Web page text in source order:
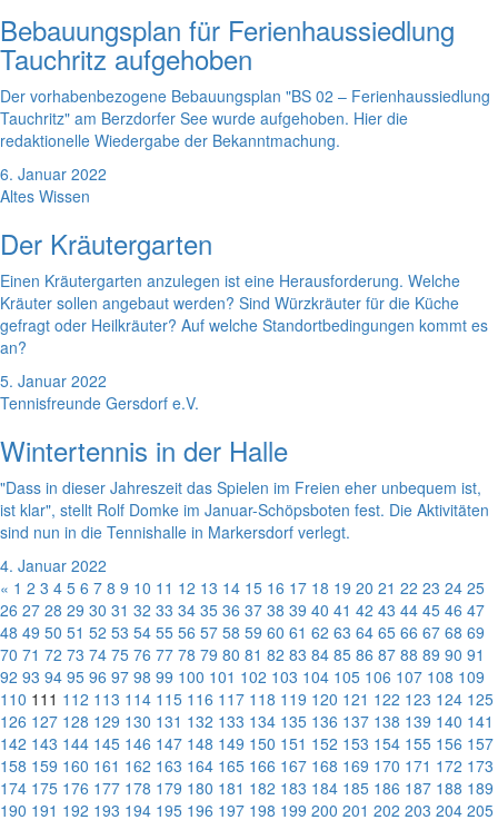
Bebauungsplan für Ferienhaussiedlung
Tauchritz aufgehoben
Der vorhabenbezogene Bebauungsplan "BS 02 – Ferienhaussiedlung
Tauchritz" am Berzdorfer See wurde aufgehoben. Hier die
redaktionelle Wiedergabe der Bekanntmachung.
6. Januar 2022
Altes Wissen
Der Kräutergarten
Einen Kräutergarten anzulegen ist eine Herausforderung. Welche
Kräuter sollen angebaut werden? Sind Würzkräuter für die Küche
gefragt oder Heilkräuter? Auf welche Standortbedingungen kommt es
an?
5. Januar 2022
Tennisfreunde Gersdorf e.V.
Wintertennis in der Halle
"Dass in dieser Jahreszeit das Spielen im Freien eher unbequem ist,
ist klar", stellt Rolf Domke im Januar-Schöpsboten fest. Die Aktivitäten
sind nun in die Tennishalle in Markersdorf verlegt.
4. Januar 2022
« 1 2 3 4 5 6 7 8 9 10 11 12 13 14 15 16 17 18 19 20 21 22 23 24 25
26 27 28 29 30 31 32 33 34 35 36 37 38 39 40 41 42 43 44 45 46 47
48 49 50 51 52 53 54 55 56 57 58 59 60 61 62 63 64 65 66 67 68 69
70 71 72 73 74 75 76 77 78 79 80 81 82 83 84 85 86 87 88 89 90 91
92 93 94 95 96 97 98 99 100 101 102 103 104 105 106 107 108 109
110 111 112 113 114 115 116 117 118 119 120 121 122 123 124 125
126 127 128 129 130 131 132 133 134 135 136 137 138 139 140 141
142 143 144 145 146 147 148 149 150 151 152 153 154 155 156 157
158 159 160 161 162 163 164 165 166 167 168 169 170 171 172 173
174 175 176 177 178 179 180 181 182 183 184 185 186 187 188 189
190 191 192 193 194 195 196 197 198 199 200 201 202 203 204 205